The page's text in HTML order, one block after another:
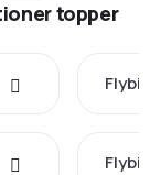
topper